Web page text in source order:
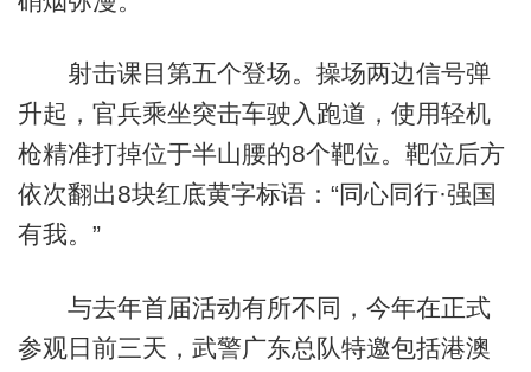
射击课目第五个登场。操场两边信号弹
升起，官兵乘坐突击车驶入跑道，使用轻机
枪精准打掉位于半山腰的8个靶位。靶位后方
依次翻出8块红底黄字标语：“同心同行·强国
有我。”
与去年首届活动有所不同，今年在正式
参观日前三天，武警广东总队特邀包括港澳